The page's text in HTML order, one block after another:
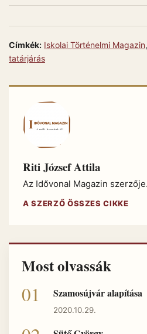
Címkék: Iskolai Történelmi Magazin,
tatárjárás
Riti József Attila
Az Idővonal Magazin szerzője.
A SZERZŐ ÖSSZES CIKKE
Most olvassák
Szamosújvár alapítása
2020.10.29.